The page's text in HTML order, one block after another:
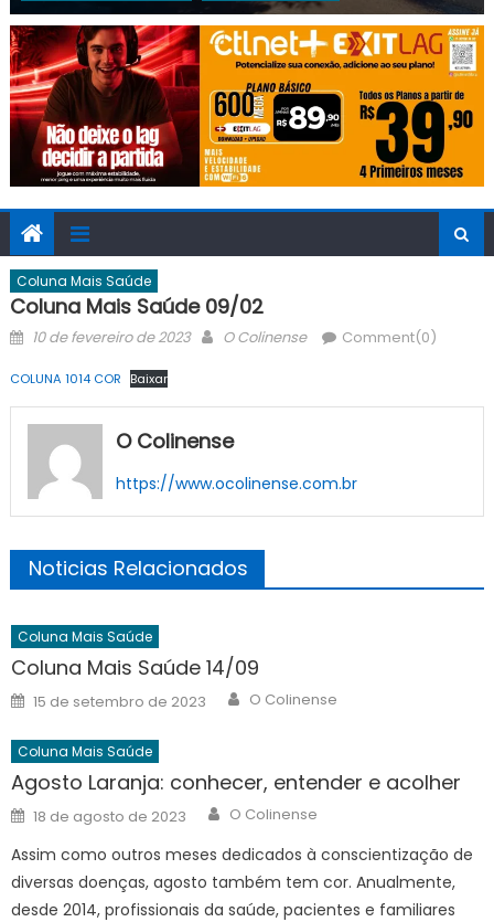
Coluna Mais Saúde
Coluna Mais Saúde 09/02
Posted
10 de fevereiro de 2023 Author
O Colinense Comment(0)
COLUNA 1014 COR Baixar
O Colinense
https://www.ocolinense.com.br
Noticias Relacionados
Coluna Mais Saúde
Coluna Mais Saúde 14/09
Posted
on
15 de setembro de 2023 Author
O Colinense
Coluna Mais Saúde
Agosto Laranja: conhecer, entender e acolher
Posted
on
18 de agosto de 2023 Author
O Colinense
Assim como outros meses dedicados à conscientização de
diversas doenças, agosto também tem cor. Anualmente,
desde 2014, profissionais da saúde, pacientes e familiares